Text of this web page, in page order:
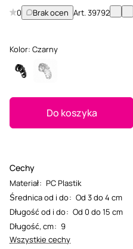
0 Brak ocen Art.39792
Kolor: Czarny
Do koszyka
Cechy
Materiał: PC Plastik
Średnica od i do: Od 3 do 4 cm
Długość od i do: Od 0 do 15 cm
Długość, cm: 9
Wszystkie cechy